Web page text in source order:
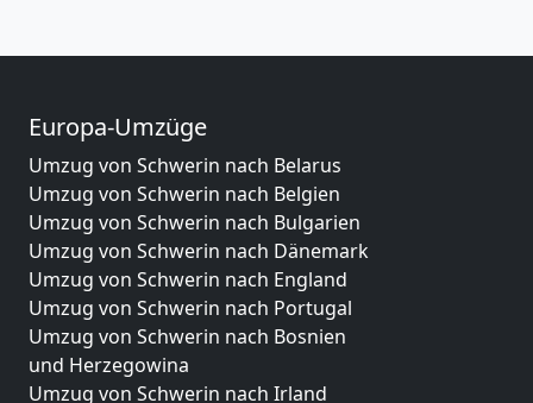
Europa-Umzüge
Umzug von Schwerin nach Belarus
Umzug von Schwerin nach Belgien
Umzug von Schwerin nach Bulgarien
Umzug von Schwerin nach Dänemark
Umzug von Schwerin nach England
Umzug von Schwerin nach Portugal
Umzug von Schwerin nach Bosnien
und Herzegowina
Umzug von Schwerin nach Irland